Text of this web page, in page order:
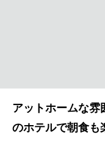
アットホームな雰
のホテルで朝食も